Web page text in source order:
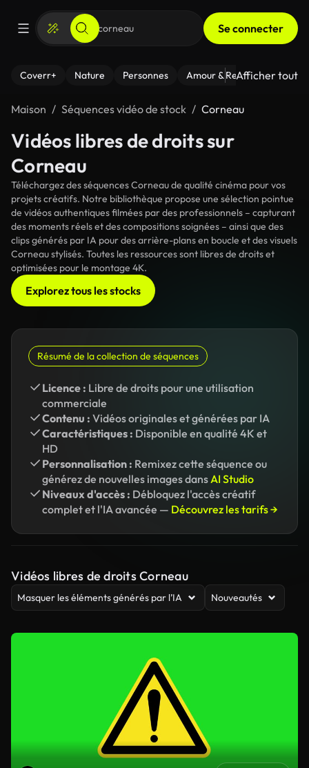
Se connecter
Coverr+ Nature Personnes Amour & Relations Le
Afficher tout
Maison Séquences vidéo de stock Corneau
Vidéos libres de droits sur
Corneau
Téléchargez des séquences Corneau de qualité cinéma pour vos
projets créatifs. Notre bibliothèque propose une sélection pointue
de vidéos authentiques filmées par des professionnels – capturant
des moments réels et des compositions soignées – ainsi que des
clips générés par IA pour des arrière-plans en boucle et des visuels
Corneau stylisés. Toutes les ressources sont libres de droits et
optimisées pour le montage 4K.
Explorez tous les stocks
Résumé de la collection de séquences
Licence : Libre de droits pour une utilisation
commerciale
Contenu : Vidéos originales et générées par IA
Caractéristiques : Disponible en qualité 4K et
HD
Personnalisation : Remixez cette séquence ou
générez de nouvelles images dansAI Studio
Niveaux d'accès : Débloquez l'accès créatif
complet et l'IA avancée — Découvrez les tarifs →
Vidéos libres de droits Corneau
Masquer les éléments générés par l’IA Nouveautés